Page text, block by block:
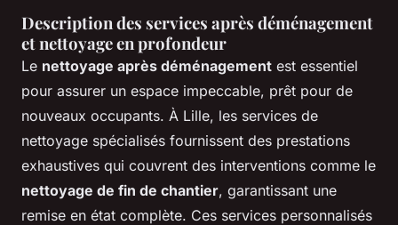
Description des services après déménagement
et nettoyage en profondeur
Le nettoyage après déménagement est essentiel
pour assurer un espace impeccable, prêt pour de
nouveaux occupants. À Lille, les services de
nettoyage spécialisés fournissent des prestations
exhaustives qui couvrent des interventions comme le
nettoyage de fin de chantier, garantissant une
remise en état complète. Ces services personnalisés